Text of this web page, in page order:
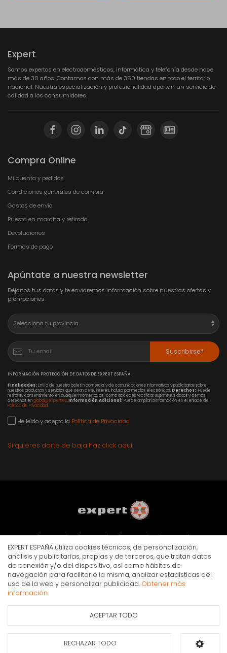
Expert
Somos expertos en electrodomésticos, informática y telefonía desde hace
más de 30 años. Contamos con más de 350 tiendas en todo el territorio
nacional. Nuestra especialización y profesionalidad aportan un servicio de
calidad a los consumidores.
Compra Online
Mi cuenta y pedidos
Condiciones generales de compra
Gastos de envío
Puesta en marcha y retirada
Devoluciones
Formas de pago
Apúntate a nuestra newsletter
Déjanos tus datos y te enviaremos información sobre nuestras ofertas y
promociones.
Suscribirse*
INFORMACIÓN PROTECCIÓN DE DATOS DE EXPERT ESPAÑA
Finalidades: Envío de nuestro boletín comercial y de comunicaciones informativas y publicitarias sobre
nuestros productos y servicios que sean de su interés, incluso por medios electrónicos.Derechos: Puede
retirar su consentimiento en cualquier momento, así como acceder, rectificar, suprimir sus datos y demás
derechos englobal@expert.es.Información Adicional: Puede ampliar la información en el enlace de
Política de Privacidad.
He leído y acepto la Política de Privacidad
Si quieres darte de baja haz click aquí
AVISO LEGAL POLÍTICA DE PRIVACIDAD COOKIES
© Copyright Expert 2026. Todos los derechos reservados.
EXPERT ESPAÑA utiliza cookies técnicas, de personalización,
análisis y publicitarias, propias y de terceros, que tratan datos
de conexión y/o del dispositivo, así como hábitos de
navegación para facilitarle la misma, analizar estadísticas del
uso de la web y personalizar publicidad. Obtener más
información.
ACEPTAR TODO
RECHAZAR TODO